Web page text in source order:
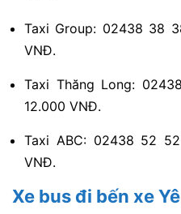
Taxi Group: 02438 38
VNĐ.
Taxi Thăng Long:
12.000 VNĐ.
Taxi ABC: 02438 52
VNĐ.
Xe bus đi bến xe